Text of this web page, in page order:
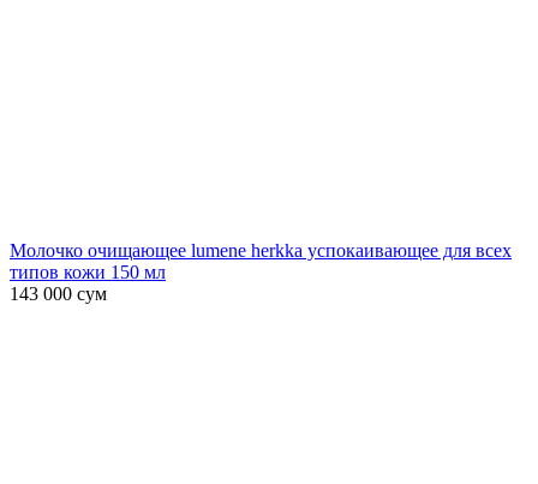
Молочко очищающее lumene herkka успокаивающее для всех
типов кожи 150 мл
143 000 сум